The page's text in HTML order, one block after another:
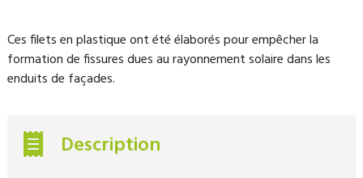
Ces filets en plastique ont été élaborés pour empêcher la
formation de fissures dues au rayonnement solaire dans les
enduits de façades.
Description